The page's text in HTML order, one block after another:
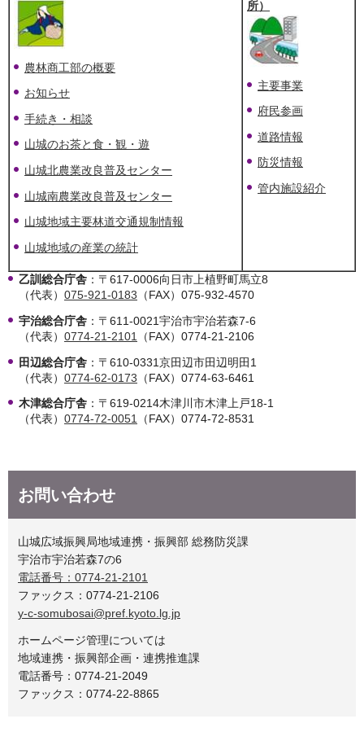
農林商工部の概要
お知らせ
手続き・相談
山城のお茶と食・観・遊
山城北農業改良普及センター
山城南農業改良普及センター
山城地域主要林道交通規制情報
山城地域の産業の統計
所）
主要事業
府民参画
道路情報
防災情報
管内施設紹介
乙訓総合庁舎 ：〒617-0006向日市上植野町馬立8
（代表） 075-921-0183 （FAX）075-932-4570
宇治総合庁舎 ：〒611-0021宇治市宇治若森7-6
（代表） 0774-21-2101
（FAX）0774-21-2106
田辺総合庁舎 ：〒610-0331京田辺市田辺明田1
（代表） 0774-62-0173 （FAX）0774-63-6461
木津総合庁舎 ：〒619-0214木津川市木津上戸18-1
（代表） 0774-72-0051 （FAX）0774-72-8531
お問い合わせ
山城広域振興局地域連携・振興部 総務防災課
宇治市宇治若森7の6
電話番号：0774-21-2101
ファックス：0774-21-2106
y-c-somubosai@pref.kyoto.lg.jp
ホームページ管理については
地域連携・振興部企画・連携推進課
電話番号：0774-21-2049
ファックス：0774-22-8865